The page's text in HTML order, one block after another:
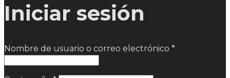
Iniciar sesión
Nombre de usuario o correo electrónico *